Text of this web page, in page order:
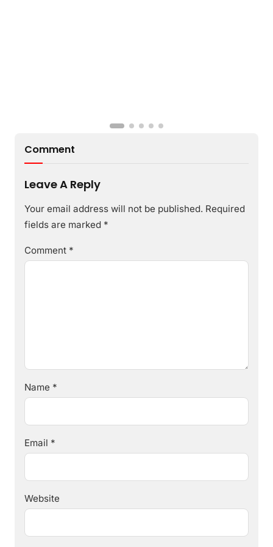
Comment
Leave A Reply
Your email address will not be published. Required
fields are marked *
Comment *
Name *
Email *
Website